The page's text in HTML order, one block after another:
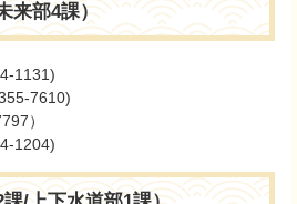
来部4課）
1131)
7610)
）
1204)